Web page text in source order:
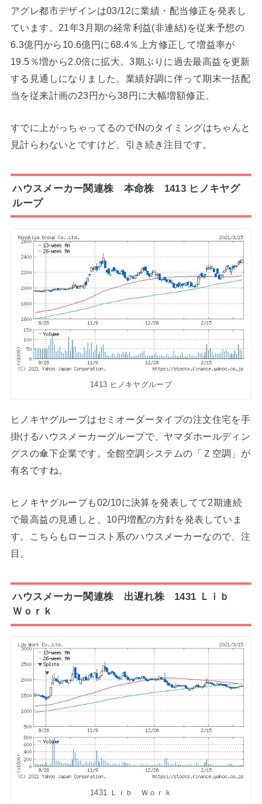
アグレ都市デザインは03/12に業績・配当修正を発表し
ています。21年3月期の経常利益(非連結)を従来予想の
6.3億円から10.6億円に68.4％上方修正して増益率が
19.5％増から2.0倍に拡大。3期ぶりに過去最高益を更新
する見通しになりました。業績好調に伴って期末一括配
当を従来計画の23円から38円に大幅増額修正。
すでに上がっちゃってるのでINのタイミングはちゃんと
見計らわないとですけど、引き続き注目です。
ハウスメーカー関連株 本命株 1413 ヒノキヤグ
ループ
1413 ヒノキヤグループ
ヒノキヤグループはセミオーダータイプの注文住宅を手
掛けるハウスメーカーグループで、ヤマダホールディン
グスの傘下企業です。全館空調システムの「Ｚ空調」が
有名ですね。
ヒノキヤグループも02/10に決算を発表してて2期連続
で最高益の見通しと、10円増配の方針を発表していま
す。こちらもローコスト系のハウスメーカーなので、注
目。
ハウスメーカー関連株 出遅れ株 1431 Ｌｉｂ
Ｗｏｒｋ
1431 Ｌｉｂ Ｗｏｒｋ